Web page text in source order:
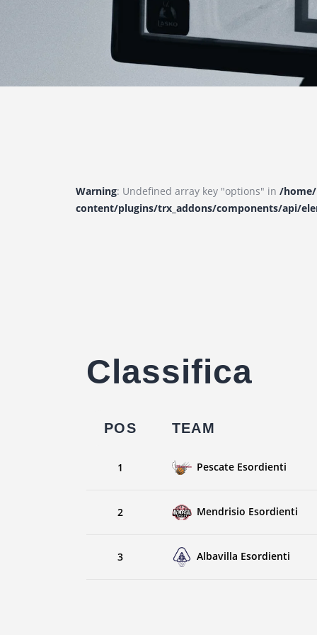
Warning: Undefined array key "options" in /
content/plugins/trx_addons/components/api/
Classifica
POS TEAM
1 Pescate Esordienti
2 Mendrisio Esordienti
3 Albavilla Esordienti